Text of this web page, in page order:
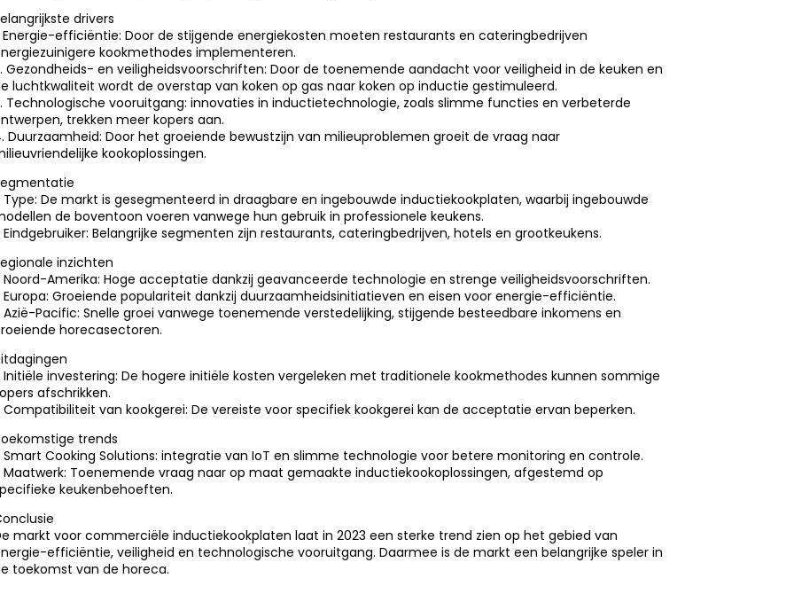
drivers
Energie-efficiëntie: Door de stijgende energiekosten moeten restaurants en cateringbedrijven
kookmethodes implementeren.
Gezondheids- en veiligheidsvoorschriften: Door de toenemende aandacht voor veiligheid in de keuken en
luchtkwaliteit wordt de overstap van koken op gas naar koken op inductie gestimuleerd.
Technologische vooruitgang: innovaties in inductietechnologie, zoals slimme functies en verbeterde
trekken meer kopers aan.
Duurzaamheid: Door het groeiende bewustzijn van milieuproblemen groeit de vraag naar
kookoplossingen.
De markt is gesegmenteerd in draagbare en ingebouwde inductiekookplaten, waarbij ingebouwde
de boventoon voeren vanwege hun gebruik in professionele keukens.
Belangrijke segmenten zijn restaurants, cateringbedrijven, hotels en grootkeukens.
inzichten
Amerika: Hoge acceptatie dankzij geavanceerde technologie en strenge veiligheidsvoorschriften.
Groeiende populariteit dankzij duurzaamheidsinitiatieven en eisen voor energie-efficiëntie.
Pacific: Snelle groei vanwege toenemende verstedelijking, stijgende besteedbare inkomens en
horecasectoren.
investering: De hogere initiële kosten vergeleken met traditionele kookmethodes kunnen sommige
afschrikken.
van kookgerei: De vereiste voor specifiek kookgerei kan de acceptatie ervan beperken.
trends
Cooking Solutions: integratie van IoT en slimme technologie voor betere monitoring en controle.
Toenemende vraag naar op maat gemaakte inductiekookoplossingen, afgestemd op
keukenbehoeften.
markt voor commerciële inductiekookplaten laat in 2023 een sterke trend zien op het gebied van
efficiëntie, veiligheid en technologische vooruitgang. Daarmee is de markt een belangrijke speler in
toekomst van de horeca.